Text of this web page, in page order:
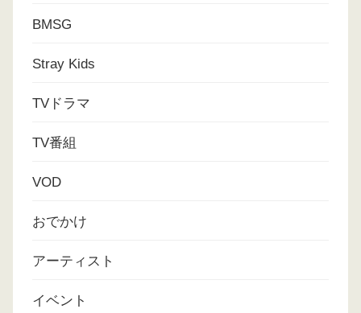
BMSG
Stray Kids
TVドラマ
TV番組
VOD
おでかけ
アーティスト
イベント